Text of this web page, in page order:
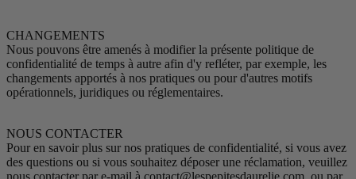
CHANGEMENTS
Nous pouvons être amenés à modifier la présente politique de
confidentialité de temps à autre afin d'y refléter, par exemple, les
changements apportés à nos pratiques ou pour d'autres motifs
opérationnels, juridiques ou réglementaires.
NOUS CONTACTER
Pour en savoir plus sur nos pratiques de confidentialité, si vous avez
des questions ou si vous souhaitez déposer une réclamation, veuillez
nous contacter par e-mail à contact@lespepitesdaurelie.com, ou par